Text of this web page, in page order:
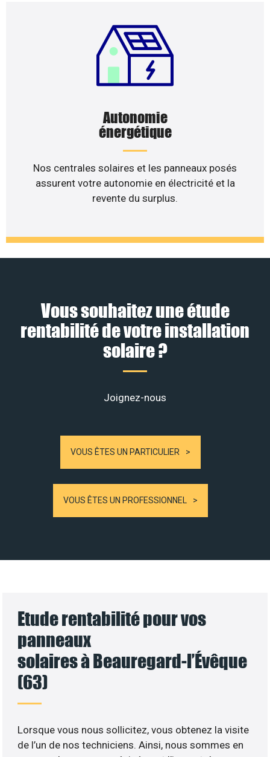
Autonomie
énergétique
Nos centrales solaires et les panneaux posés
assurent votre autonomie en électricité et la
revente du surplus.
Vous souhaitez une étude
rentabilité de votre installation
solaire ?
Joignez-nous
VOUS ÊTES UN PARTICULIER
VOUS ÊTES UN PROFESSIONNEL
Etude rentabilité pour vos
panneaux
solaires à Beauregard-l’Évêque
(63)
Lorsque vous nous sollicitez, vous obtenez la visite
de l’un de nos techniciens. Ainsi, nous sommes en